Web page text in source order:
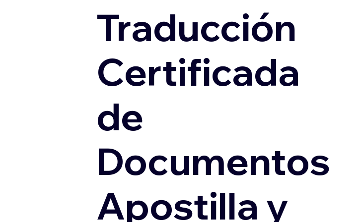
Traducción
Certificada
de
Documentos
Apostilla y